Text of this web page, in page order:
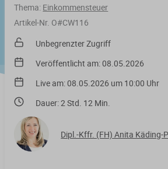
Thema: Einkommensteuer
Artikel-Nr. O#CW116
Unbegrenzter Zugriff
Veröffentlicht am: 08.05.2026
Live am: 08.05.2026 um 10:00 Uhr
Dauer: 2 Std. 12 Min.
Dipl.-Kffr. (FH) Anita Käding-